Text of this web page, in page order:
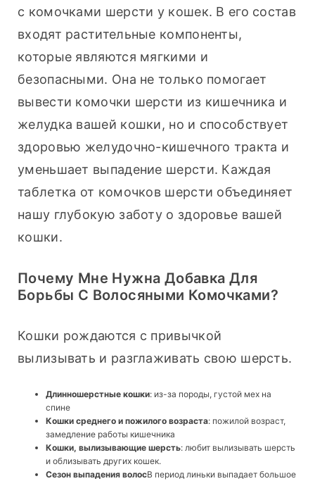
с комочками шерсти у кошек. В его состав
входят растительные компоненты,
которые являются мягкими и
безопасными. Она не только помогает
вывести комочки шерсти из кишечника и
желудка вашей кошки, но и способствует
здоровью желудочно-кишечного тракта и
уменьшает выпадение шерсти. Каждая
таблетка от комочков шерсти объединяет
нашу глубокую заботу о здоровье вашей
кошки.
Почему Мне Нужна Добавка Для
Борьбы С Волосяными Комочками?
Кошки рождаются с привычкой
вылизывать и разглаживать свою шерсть.
Длинношерстные кошки: из-за породы, густой мех на
спине
Кошки среднего и пожилого возраста: пожилой возраст,
замедление работы кишечника
Кошки, вылизывающие шерсть: любит вылизывать шерсть
и облизывать других кошек.
Сезон выпадения волосВ период линьки выпадает большое